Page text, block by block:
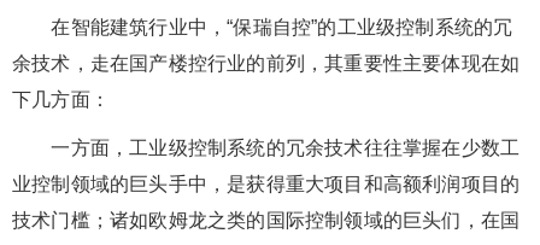
在智能建筑行业中，“保瑞自控”的工业级控制系统的冗
余技术，走在国产楼控行业的前列，其重要性主要体现在如
下几方面：
一方面，工业级控制系统的冗余技术往往掌握在少数工
业控制领域的巨头手中，是获得重大项目和高额利润项目的
技术门槛；诸如欧姆龙之类的国际控制领域的巨头们，在国